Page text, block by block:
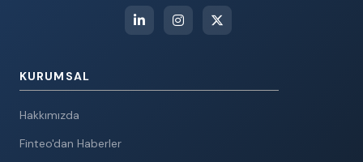
KURUMSAL
Hakkımızda
Finteo'dan Haberler